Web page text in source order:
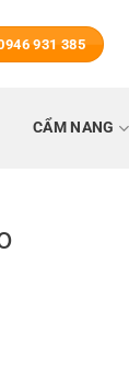
931 385
CẨM NANG